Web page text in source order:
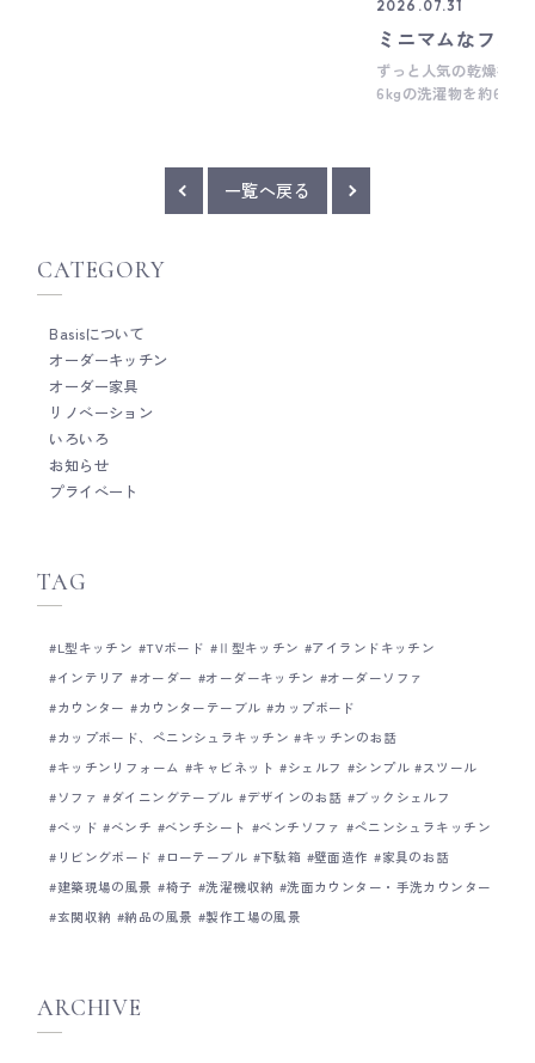
いうもの。 その仕組みにも驚きですが、オー
ブンのミートセンサーしかり、 温度管理を徹底
いるものの、そこまで繊細な料理をしたことが
ないので(できないとも言う・・・）、 そうい
感じながら。 キッチン機器も時代とともに少し
ずつ変化しているようです。 高橋 __ Basis
は、木工家具職人による細やかな手仕事を大切
にしたオーダーキッチンメーカーです。 キッチ
ン全体の雰囲気だけではなく、家具のように細
かい部分までとことんこだわって作ることがと
ても得意です。 オーダーキッチンをご検討の際
は、ぜひお気軽にご相談ください。 Basisのキ
2026.07.31
ミニマムなフル
ずっと人気の乾燥機、
6kgの洗濯物を約60分
一覧へ戻る
CATEGORY
Basisについて
オーダーキッチン
オーダー家具
リノベーション
いろいろ
お知らせ
プライベート
TAG
L型キッチン TVボード Ⅱ型キッチン
アイランドキッチン
インテリア
オーダー オーダーキッチン
オーダーソファ
カウンター
カウンターテーブル
カップボード
カップボード、ペニンシュラキッチン
キッチンのお話
キッチンリフォーム
キャビネット シェルフ シンプル
スツール
ソファ
ダイニングテーブル デザインのお話
ブックシェルフ
ベッド
ベンチ ベンチシート ベンチソファ
ペニンシュラキッチン
リビングボード
ローテーブル 下駄箱 壁面造作
家具のお話
建築現場の風景
椅子 洗濯機収納
洗面カウンター・手洗カウンター
玄関収納
納品の風景 製作工場の風景
ARCHIVE